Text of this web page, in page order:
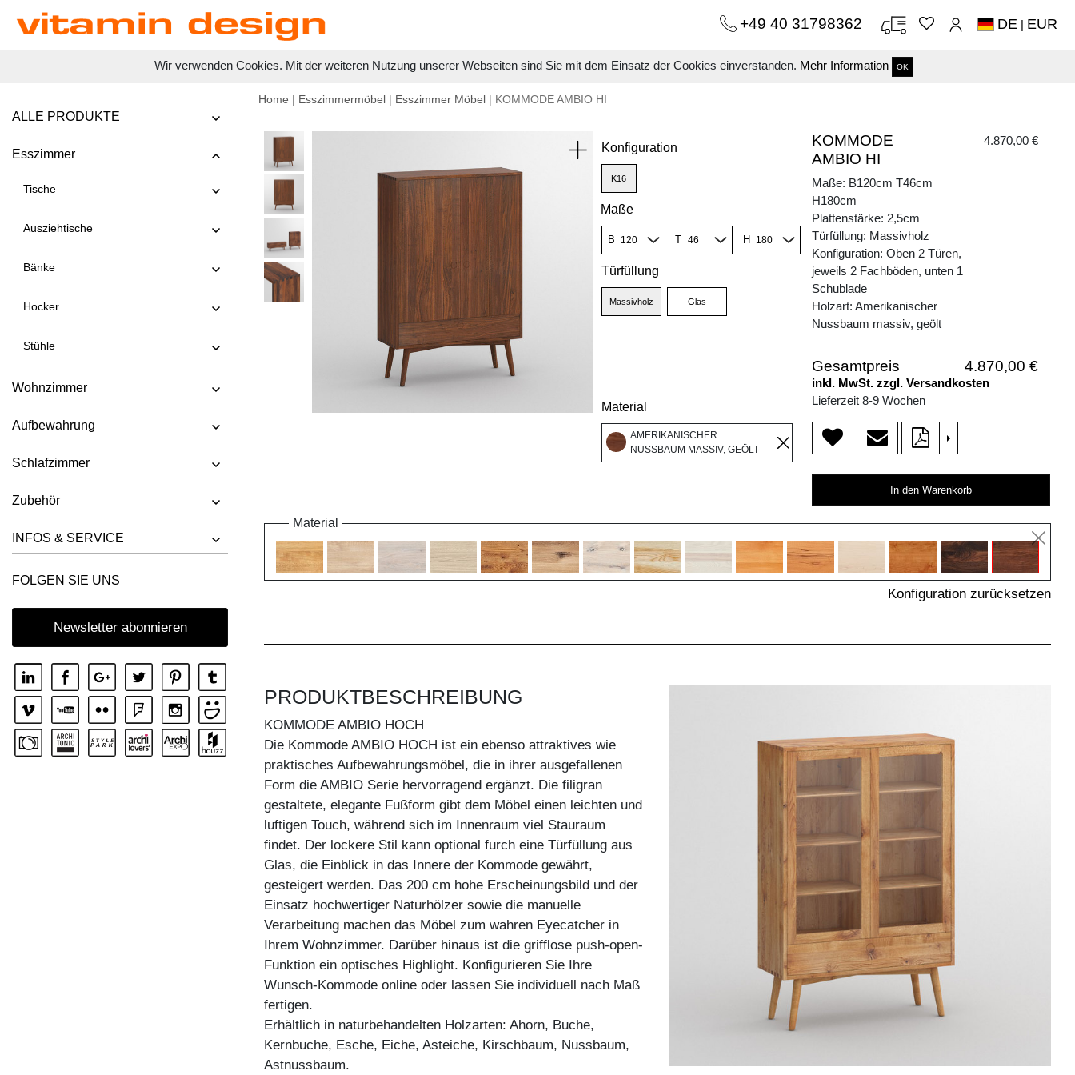
Wir verwenden Cookies. Mit der weiteren Nutzung unserer Webseiten sind Sie mit dem Einsatz der Cookies einverstanden. Mehr Information OK
+49 40 31798362 DE | EUR
ALLE PRODUKTE
Esszimmer
Tische
Ausziehtische
Bänke
Hocker
Stühle
Wohnzimmer
Aufbewahrung
Schlafzimmer
Zubehör
INFOS & SERVICE
FOLGEN SIE UNS
Newsletter abonnieren
Home | Esszimmermöbel | Esszimmer Möbel | KOMMODE AMBIO HI
Konfiguration
K16
Maße
B T H
Türfüllung
Massivholz Glas
Material
AMERIKANISCHER
NUSSBAUM MASSIV, GEÖLT
KOMMODE
AMBIO HI
4.870,00 €
Maße: B120cm T46cm
H180cm
Plattenstärke: 2,5cm
Türfüllung: Massivholz
Konfiguration: Oben 2 Türen,
jeweils 2 Fachböden, unten 1
Schublade
Holzart: Amerikanischer
Nussbaum massiv, geölt
Gesamtpreis 4.870,00 €
inkl. MwSt. zzgl. Versandkosten
Lieferzeit 8-9 Wochen
>
In den Warenkorb
Material
Konfiguration zurücksetzen
PRODUKTBESCHREIBUNG
KOMMODE AMBIO HOCH
Die Kommode AMBIO HOCH ist ein ebenso attraktives wie
praktisches Aufbewahrungsmöbel, die in ihrer ausgefallenen
Form die AMBIO Serie hervorragend ergänzt. Die filigran
gestaltete, elegante Fußform gibt dem Möbel einen leichten und
luftigen Touch, während sich im Innenraum viel Stauraum
findet. Der lockere Stil kann optional furch eine Türfüllung aus
Glas, die Einblick in das Innere der Kommode gewährt,
gesteigert werden. Das 200 cm hohe Erscheinungsbild und der
Einsatz hochwertiger Naturhölzer sowie die manuelle
Verarbeitung machen das Möbel zum wahren Eyecatcher in
Ihrem Wohnzimmer. Darüber hinaus ist die grifflose push-open-
Funktion ein optisches Highlight. Konfigurieren Sie Ihre
Wunsch-Kommode online oder lassen Sie individuell nach Maß
fertigen.
Erhältlich in naturbehandelten Holzarten: Ahorn, Buche,
Kernbuche, Esche, Eiche, Asteiche, Kirschbaum, Nussbaum,
Astnussbaum.